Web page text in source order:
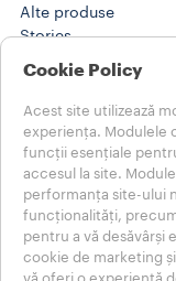
Alte produse
Stories
Training Center
@WORK SOLUTIONS
Produse
Stories
AJUTOR
ÎNTREBĂRI
Contactați-ne
Note Legale
Termeni de folosire
Cookie Policy
Acest site utilizează
experiența. Modulele
funcții esențiale
accesul la site.
performanța site-ului
funcționalități,
pentru a vă desăvârși
cookie de marketing